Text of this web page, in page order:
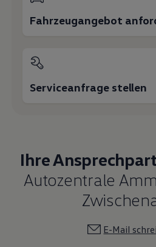
Fahrzeugangebot
Serviceanfrage stellen
Ihre
Autozentrale
E-Mail